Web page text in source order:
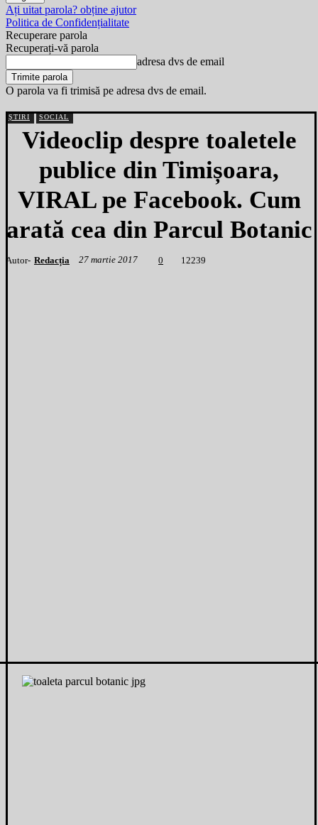
Ați uitat parola? obține ajutor
Politica de Confidențialitate
Recuperare parola
Recuperați-vă parola
adresa dvs de email
O parola va fi trimisă pe adresa dvs de email.
ȘTIRI SOCIAL
Videoclip despre toaletele
publice din Timișoara,
VIRAL pe Facebook. Cum
arată cea din Parcul Botanic
Autor- Redacția 27 martie 2017 0 1 2239